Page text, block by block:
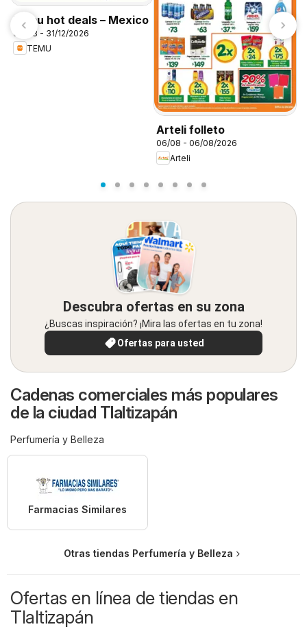
Temu hot deals – Mexico
06/08 - 31/12/2026
TEMU
Arteli folleto
06/08 - 06/08/2026
Arteli
Descubra ofertas en su zona
¿Buscas inspiración? ¡Mira las ofertas en tu zona!
Ofertas para usted
Cadenas comerciales más populares
de la ciudad Tlaltizapán
Perfumería y Belleza
Farmacias Similares
Otras tiendas Perfumería y Belleza
Ofertas en línea de tiendas en
Tlaltizapán